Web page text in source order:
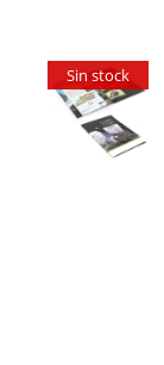
CONTACTO
CARRITO
Sin stock